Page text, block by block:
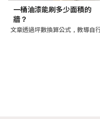
一桶油漆能刷多少面積的
牆？
文章透過坪數換算公式，教導自